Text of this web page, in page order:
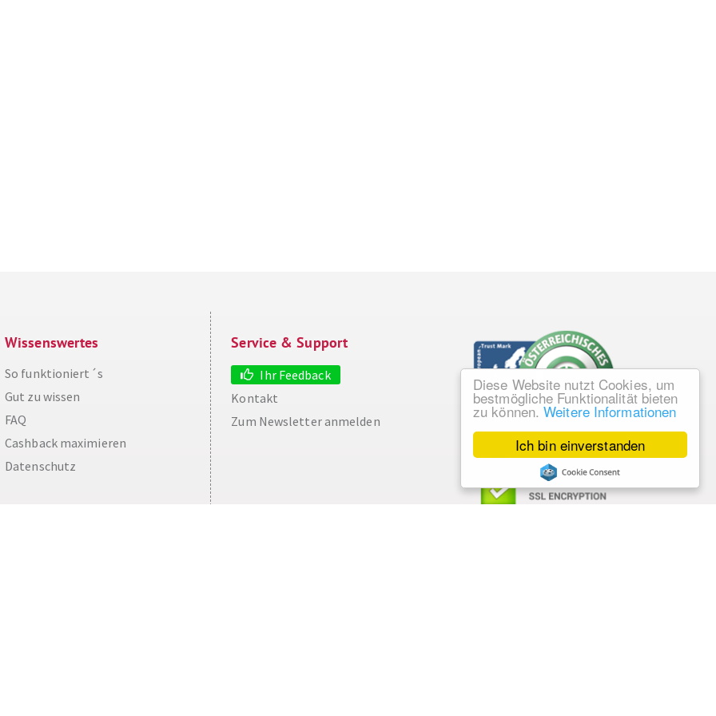
Ich bin einverstanden
Diese Website nutzt Cookies, um
bestmögliche Funktionalität bieten
zu können.Weitere Informationen
Wissenswertes
So funktioniert´s
Gut zu wissen
FAQ
Cashback maximieren
Datenschutz
Service & Support
Ihr Feedback
Kontakt
Zum Newsletter anmelden